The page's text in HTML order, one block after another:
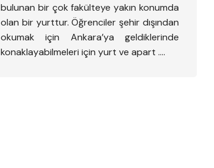
bulunan bir çok fakülteye yakın konumda
olan bir yurttur. Öğrenciler şehir dışından
okumak için Ankara’ya geldiklerinde
konaklayabilmeleri için yurt ve apart ….